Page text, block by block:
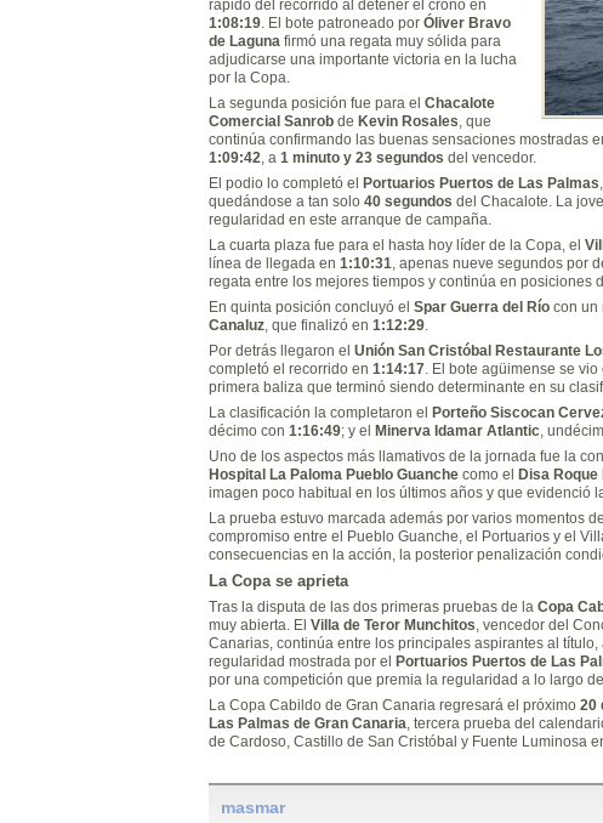
rápido del recorrido al detener el crono en
1:08:19. El bote patroneado por Óliver Bravo
de Laguna firmó una regata muy sólida para
adjudicarse una importante victoria en la lucha
por la Copa.
La segunda posición fue para el Chacalote
Comercial Sanrob de Kevin Rosales, que
continúa confirmando las buenas sensaciones mostradas
1:09:42, a 1 minuto y 23 segundos del vencedor.
El podio lo completó el
Portuarios Puertos de Las Palmas
quedándose a tan solo 40 segundos del Chacalote. La
regularidad en este arranque de campaña.
La cuarta plaza fue para el hasta hoy líder de la Copa, el
línea de llegada en 1:10:31, apenas nueve segundos por
regata entre los mejores tiempos y continúa en posiciones
En quinta posición concluyó el Spar Guerra del Río con un
Canaluz, que finalizó en 1:12:29.
Por detrás llegaron el Unión San Cristóbal Restaurante
completó el recorrido en 1:14:17. El bote agüimense se
primera baliza que terminó siendo determinante en su
La clasificación la completaron el
Porteño Siscocan
décimo con 1:16:49; y el Minerva Idamar Atlantic,
Uno de los aspectos más llamativos de la jornada fue la
Hospital La Paloma Pueblo Guanche como el Disa Roque
imagen poco habitual en los últimos años y que evidenció
La prueba estuvo marcada además por varios momentos
compromiso entre el Pueblo Guanche, el Portuarios y el
consecuencias en la acción, la posterior penalización
La Copa se aprieta
Tras la disputa de las dos primeras pruebas de la Copa
muy abierta. El Villa de Teror Munchitos , vencedor del
Canarias, continúa entre los principales aspirantes al
regularidad mostrada por el Portuarios Puertos de Las
por una competición que premia la regularidad a lo largo
La Copa Cabildo de Gran Canaria regresará el próximo 20
Las Palmas de Gran Canaria , tercera prueba del
de Cardoso, Castillo de San Cristóbal y Fuente Luminosa
masmar